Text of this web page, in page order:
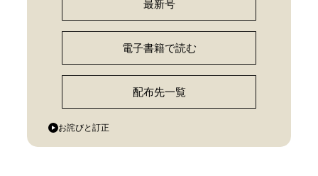
最新号
電子書籍で読む
配布先一覧
お詫びと訂正